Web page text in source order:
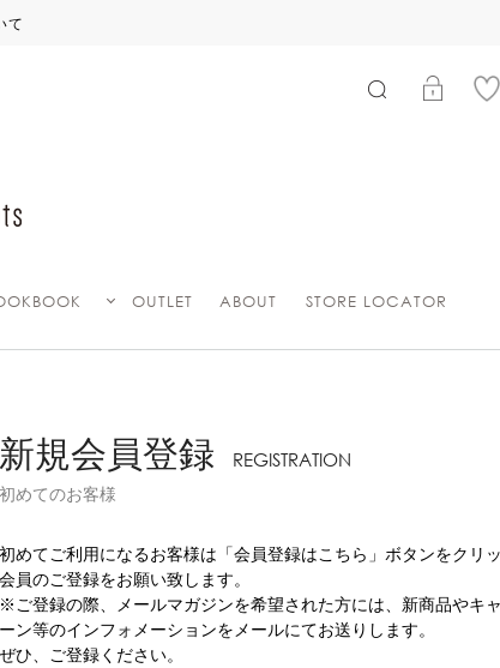
て
OUTLET ABOUT STORE LOCATOR
新規会員登録 REGISTRATION
初めてのお客様
初めてご利用になるお客様は「会員登録はこちら」ボタンをクリ
会員のご登録をお願い致します。
※ご登録の際、メールマガジンを希望された方には、新商品やキ
ーン等のインフォメーションをメールにてお送りします。
ぜひ、ご登録ください。